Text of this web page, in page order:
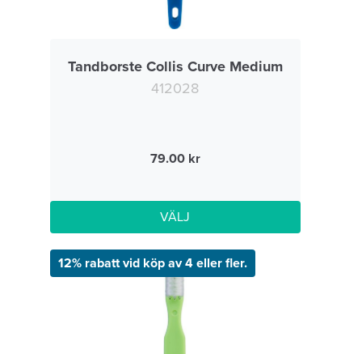
Tandborste Collis Curve Medium
412028
79.00
VÄLJ
12% rabatt vid köp av 4 eller fler.